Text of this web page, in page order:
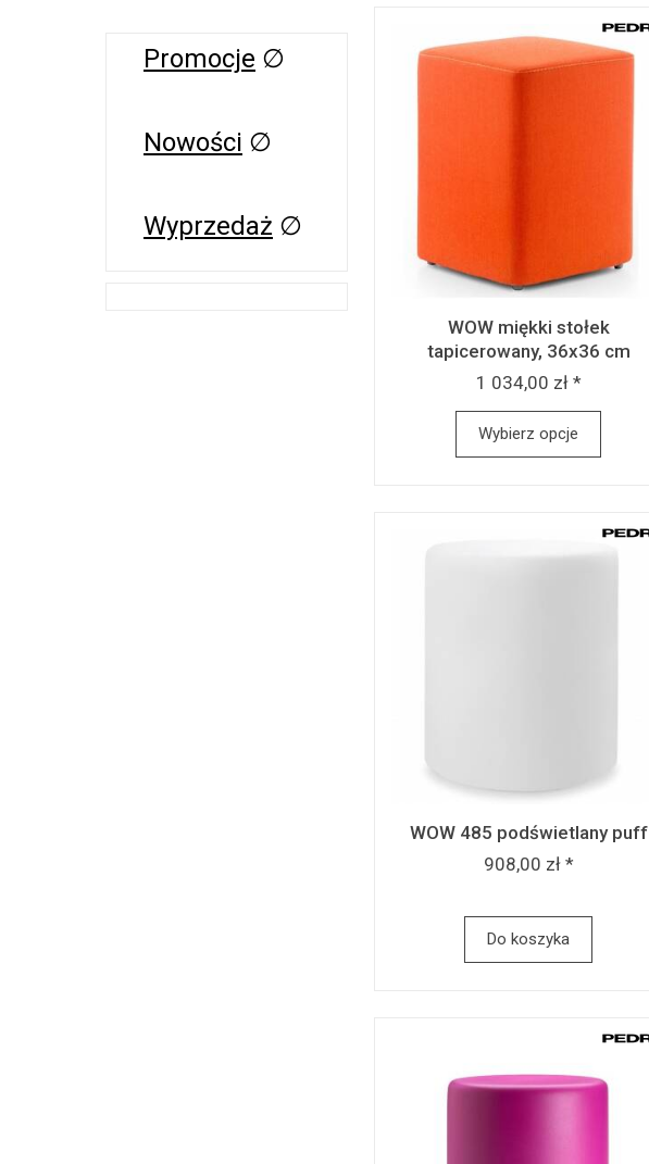
WOW miękki stołek
tapicerowany, 36x36 cm
1 034,00 zł *
Wybierz opcje
WOW 485 podświetlany puff
908,00 zł *
Do koszyka
Promocje ∅
Nowości ∅
Wyprzedaż ∅